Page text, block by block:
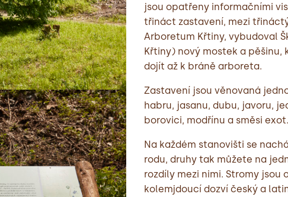
jsou opatřeny informačními
třináct zastavení, mezi
Arboretum Křtiny, vybudoval
Křtiny) nový mostek a
dojít až k bráně arboreta.
Zastavení jsou věnovaná
habru, jasanu, dubu, javoru,
borovici, modřínu a směsi exot.
Na každém stanovišti se
rodu, druhy tak můžete na
rozdíly mezi nimi. Stromy jsou
kolemjdoucí dozví český a